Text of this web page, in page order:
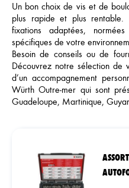
Un bon choix de vis et de
plus rapide et plus
fixations adaptées,
spécifiques de votre
Besoin de conseils ou de
Découvrez notre sélection de
d’un accompagnement
Würth Outre-mer qui sont
Guadeloupe, Martinique,